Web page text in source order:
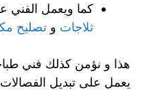
كما ويعمل الفني
ثلاجات و تصليح
هذا و نؤمن كذلك فني
يعمل على تبديل